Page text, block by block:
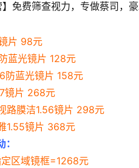
片 98元
蓝光镜片 128元
防蓝光镜片 158元
镜片 268元
路膜洁1.56镜片 298元
1.55镜片 368元
区域镜框=1268元